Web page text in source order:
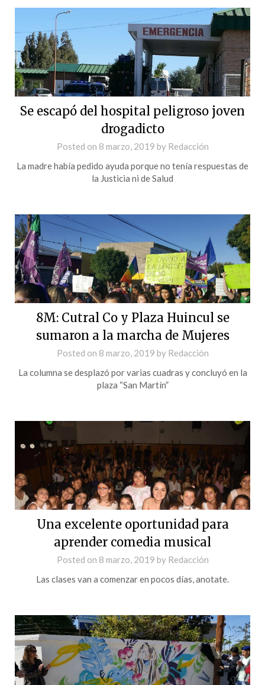
Se escapó del hospital peligroso joven
drogadicto
Posted on 8 marzo, 2019 by Redacción
La madre había pedido ayuda porque no tenía respuestas de
la Justicia ni de Salud
8M: Cutral Co y Plaza Huincul se
sumaron a la marcha de Mujeres
Posted on 8 marzo, 2019 by Redacción
La columna se desplazó por varias cuadras y concluyó en la
plaza “San Martín”
Una excelente oportunidad para
aprender comedia musical
Posted on 8 marzo, 2019 by Redacción
Las clases van a comenzar en pocos días, anotate.